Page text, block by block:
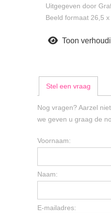
Uitgegeven door
Beeld formaat 26,5
Toon
Stel een vraag
Nog vragen? Aarzel
we geven u graag de
Voornaam:
Naam:
E-mailadres: